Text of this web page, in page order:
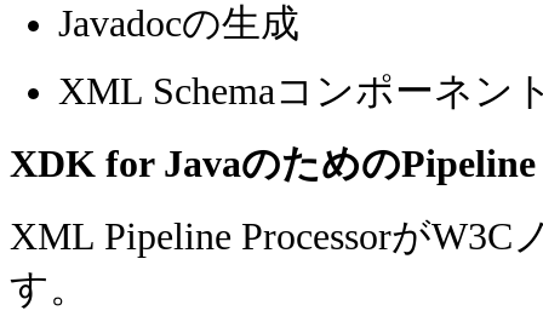
Javadocの生成
XML Schemaコンポーネン
XDK for Javaのための
XML Pipeline Processorが
す。